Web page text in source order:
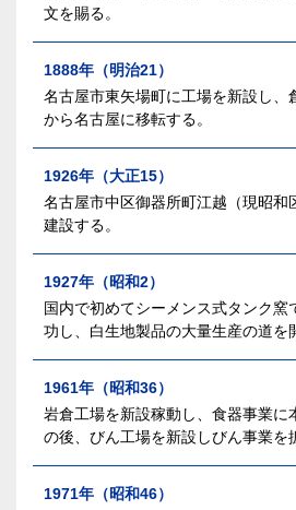
文を賜る。
1888年（明治21）
名古屋市東矢場町に工場を新設し、
から名古屋に移転する。
1926年（大正15）
名古屋市中区御器所町江越（現昭和
建設する。
1927年（昭和2）
国内で初めてシーメンス式タンク窯
功し、白生地製品の大量生産の道を
1961年（昭和36）
岩倉工場を新設稼動し、食器事業に
の後、びん工場を新設しびん事業を
1971年（昭和46）